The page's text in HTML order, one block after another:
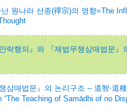
원나라 선종(禪宗)의 영향=The
락행의』와 『제법무쟁삼매법문
삼매법문』의 논리구조 -- 道智·道
“The Teaching of Samādhi of no